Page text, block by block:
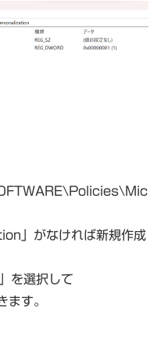
」がなければ新規作成
を選択して
す。